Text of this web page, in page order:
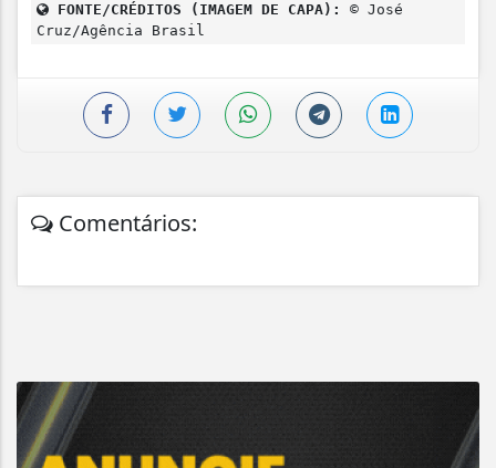
FONTE/CRÉDITOS (IMAGEM DE CAPA):
© José
Cruz/Agência Brasil
Comentários: